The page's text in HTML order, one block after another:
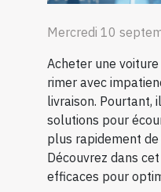
Mercredi 10
Acheter une
rimer avec
livraison. Pourtant,
solutions pour
plus rapidement de
Découvrez dans
efficaces pour